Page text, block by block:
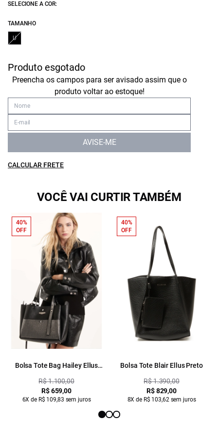
SELECIONE A COR:
TAMANHO
U
Produto esgotado
Preencha os campos para ser avisado assim que o
produto voltar ao estoque!
AVISE-ME
CALCULAR FRETE
VOCÊ VAI CURTIR TAMBÉM
Bolsa Tote Bag Hailey Ellus
R$ 1.100,00
R$ 659,00
6X de R$ 109,83 sem juros
40%
OFF
Bolsa Tote Blair Ellus Preto
R$ 1.390,00
R$ 829,00
8X de R$ 103,62 sem juros
40%
OFF